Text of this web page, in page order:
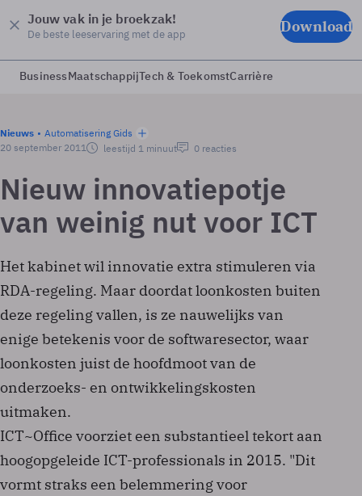
Jouw vak in je broekzak!
De beste leeservaring met de app Download
BusinessMaatschappijTech & ToekomstCarrière
Nieuws
Automatisering Gids
20 september 2011
leestijd 1 minuut 0 reacties
Nieuw innovatiepotje
van weinig nut voor ICT
Het kabinet wil innovatie extra stimuleren via
RDA-regeling. Maar doordat loonkosten buiten
deze regeling vallen, is ze nauwelijks van
enige betekenis voor de softwaresector, waar
loonkosten juist de hoofdmoot van de
onderzoeks- en ontwikkelingskosten
uitmaken.
ICT~Office voorziet een substantieel tekort aan
hoogopgeleide ICT-professionals in 2015. "Dit
vormt straks een belemmering voor